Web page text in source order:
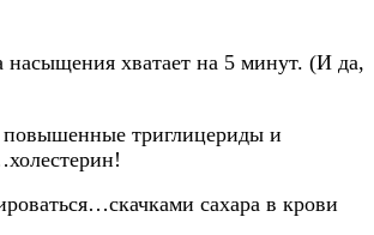
насыщения хватает на 5 минут. (И да,
триглицериды и
сахара в крови